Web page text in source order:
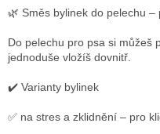
🌿 Směs bylinek do pelechu
Do pelechu pro psa si můžeš
jednoduše vložíš dovnitř.
✔️ Varianty bylinek
✅ na stres a zklidnění – pro